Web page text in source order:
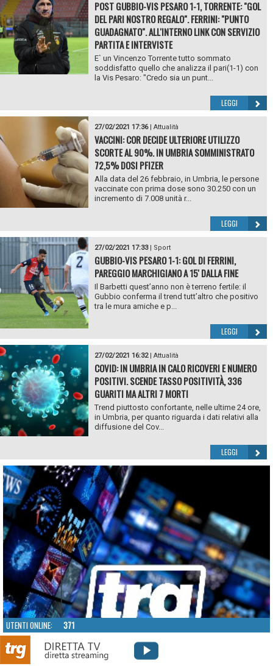
POST GUBBIO-VIS PESARO 1-1, TORRENTE: "GOL
DEL PARI NOSTRO REGALO". FERRINI: "PUNTO
GUADAGNATO". ALL'INTERNO LINK CON SERVIZIO
PARTITA E INTERVISTE
E` un Vincenzo Torrente tutto sommato
soddisfatto quello che analizza il pari(1-1) con
la Vis Pesaro: "Credo sia un punt...
LEGGI
27/02/2021 17:36| Attualità
VACCINI: COR DECIDE ULTERIORE UTILIZZO
SCORTE AL 90%. IN UMBRIA SOMMINISTRATO
72,5% DOSI PFIZER
Alla data del 26 febbraio, in Umbria, le persone
vaccinate con prima dose sono 30.250 con un
incremento di 7.008 unità r...
LEGGI
27/02/2021 17:33| Sport
GUBBIO-VIS PESARO 1-1: GOL DI FERRINI,
PAREGGIO MARCHIGIANO A 15' DALLA FINE
Il Barbetti quest’anno non è terreno fertile: il
Gubbio conferma il trend tutt’altro che positivo
tra le mura amiche e p...
LEGGI
27/02/2021 16:32| Attualità
COVID: IN UMBRIA IN CALO RICOVERI E NUMERO
POSITIVI. SCENDE TASSO POSITIVITÀ, 336
GUARITI MA ALTRI 7 MORTI
Trend piuttosto confortante, nelle ultime 24 ore,
in Umbria, per quanto riguarda i dati relativi alla
diffusione del Cov...
LEGGI
UTENTI ONLINE: 371